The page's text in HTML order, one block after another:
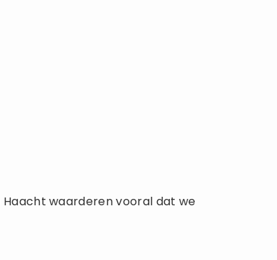
Haacht waarderen vooral dat we